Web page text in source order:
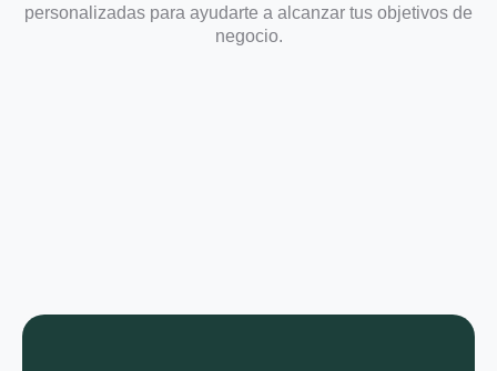
personalizadas para ayudarte a alcanzar tus objetivos de
negocio.